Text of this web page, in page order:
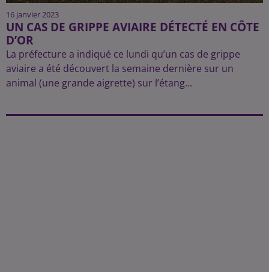
16 janvier 2023
UN CAS DE GRIPPE AVIAIRE DÉTECTÉ EN CÔTE
D’OR
La préfecture a indiqué ce lundi qu’un cas de grippe
aviaire a été découvert la semaine dernière sur un
animal (une grande aigrette) sur l’étang...